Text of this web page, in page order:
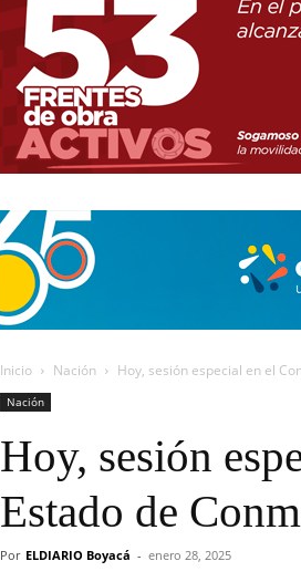
Inicio Nación Hoy, sesión especial en el
Nación
Hoy, sesión
Estado de
Por ELDIARIO Boyacá - enero 28, 2025